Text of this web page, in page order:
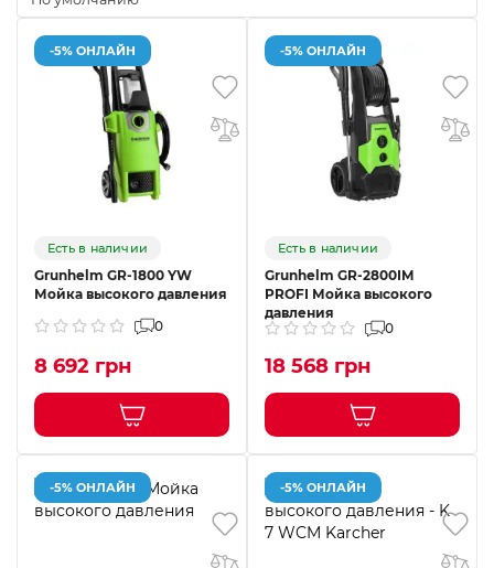
-5% ОНЛАЙН
Есть в наличии
Grunhelm GR-1800 YW
Мойка высокого давления
0
8 692 грн
-5% ОНЛАЙН
Есть в наличии
Grunhelm GR-2800IM
PROFI Мойка высокого
давления
0
18 568 грн
-5% ОНЛАЙН -5% ОНЛАЙН